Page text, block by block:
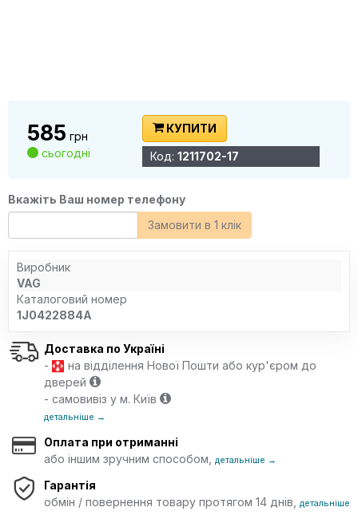
585 грн
сьогодні
КУПИТИ
Код: 1211702-17
Вкажіть Ваш номер телефону
Замовити в 1 клік
Виробник
VAG
Каталоговий номер
1J0422884A
Доставка по Україні
-
на відділення Нової Пошти або кур'єром до
дверей
- самовивіз у м. Київ
детальніше →
Оплата при отриманні
або іншим зручним способом,
детальніше →
Гарантія
обмін / повернення товару протягом 14 днів,
детальніше